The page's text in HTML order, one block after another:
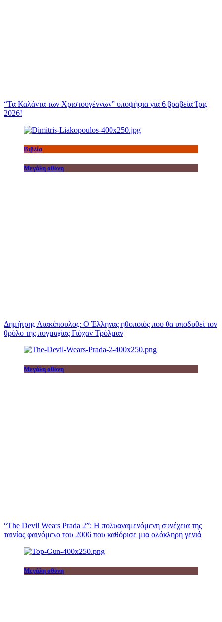
“Τα Καλάντα των Χριστουγέννων” υποψήφια για 6 βραβεία Ίρις
2026!
Βιβλία
Μεγάλη οθόνη
Δημήτρης Λιακόπουλος: Ο Έλληνας ηθοποιός που θα υποδυθεί τον
θρύλο της πυγμαχίας Γιόχαν Τρόλμαν
Μεγάλη οθόνη
“The Devil Wears Prada 2”: Η πολυαναμενόμενη συνέχεια της
ταινίας φαινόμενο του 2006 που καθόρισε μια ολόκληρη γενιά
Μεγάλη οθόνη